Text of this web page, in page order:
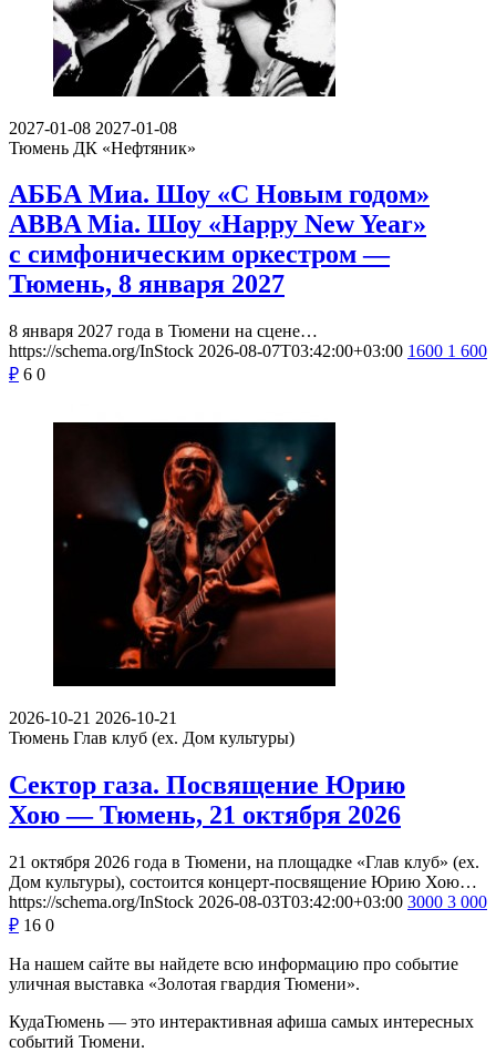
2027-01-08 2027-01-08
Тюмень ДК «Нефтяник»
АББА Миа. Шоу «С Новым годом»
ABBA Mia. Шоу «Happy New Year»
с симфоническим оркестром —
Тюмень, 8 января 2027
8 января 2027 года в Тюмени на сцене…
https://schema.org/InStock 2026-08-07T03:42:00+03:00 1600 1 600
₽ 6 0
2026-10-21 2026-10-21
Тюмень Глав клуб (ex. Дом культуры)
Сектор газа. Посвящение Юрию
Хою — Тюмень, 21 октября 2026
21 октября 2026 года в Тюмени, на площадке «Глав клуб» (ex.
Дом культуры), состоится концерт-посвящение Юрию Хою…
https://schema.org/InStock 2026-08-03T03:42:00+03:00 3000 3 000
₽ 16 0
На нашем сайте вы найдете всю информацию про событие
уличная выставка «Золотая гвардия Тюмени».
КудаТюмень — это интерактивная афиша самых интересных
событий Тюмени.